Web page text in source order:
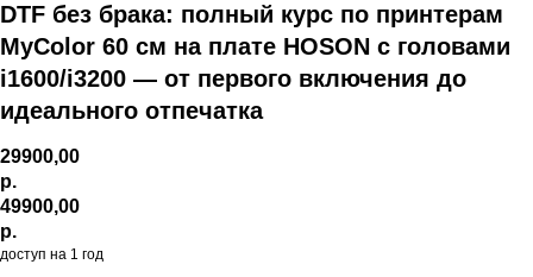
DTF без брака: полный курс по принтерам
MyColor 60 см на плате HOSON с головами
i1600/i3200 — от первого включения до
идеального отпечатка
29900,00
р.
49900,00
р.
доступ на 1 год